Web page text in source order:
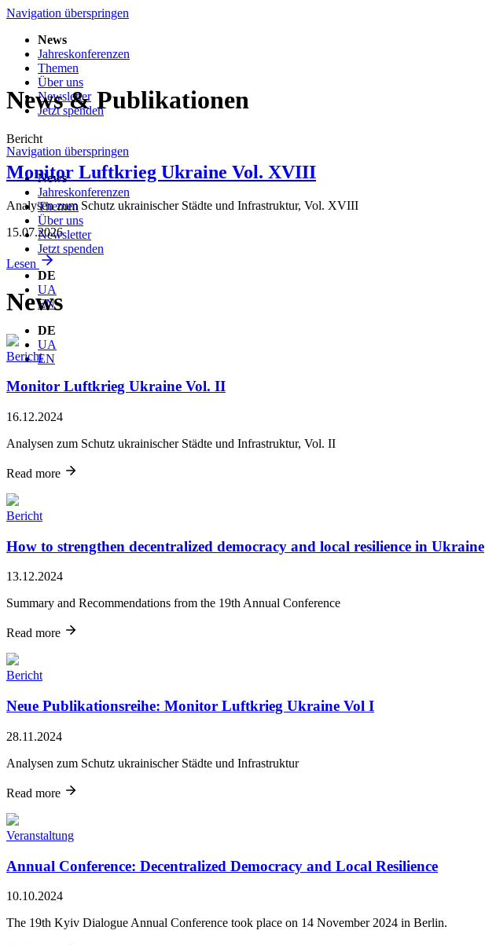
Navigation überspringen
News
Jahreskonferenzen
Themen
Über uns
Newsletter
Jetzt spenden
Navigation überspringen
News
Jahreskonferenzen
Themen
Über uns
Newsletter
Jetzt spenden
DE
UA
EN
DE
UA
EN
News & Publikationen
Bericht
Monitor Luftkrieg Ukraine Vol. XVIII
Analysen zum Schutz ukrainischer Städte und Infrastruktur, Vol. XVIII
15.07.2026
Lesen
News
Bericht
Monitor Luftkrieg Ukraine Vol. II
16.12.2024
Analysen zum Schutz ukrainischer Städte und Infrastruktur, Vol. II
Read more
Bericht
How to strengthen decentralized democracy and local resilience in Ukraine
13.12.2024
Summary and Recommendations from the 19th Annual Conference
Read more
Bericht
Neue Publikationsreihe: Monitor Luftkrieg Ukraine Vol I
28.11.2024
Analysen zum Schutz ukrainischer Städte und Infrastruktur
Read more
Veranstaltung
Annual Conference: Decentralized Democracy and Local Resilience
10.10.2024
The 19th Kyiv Dialogue Annual Conference took place on 14 November 2024 in Berlin.